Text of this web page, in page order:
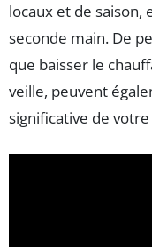
locaux et de saison,
seconde main. De
que baisser le
veille, peuvent
significative de